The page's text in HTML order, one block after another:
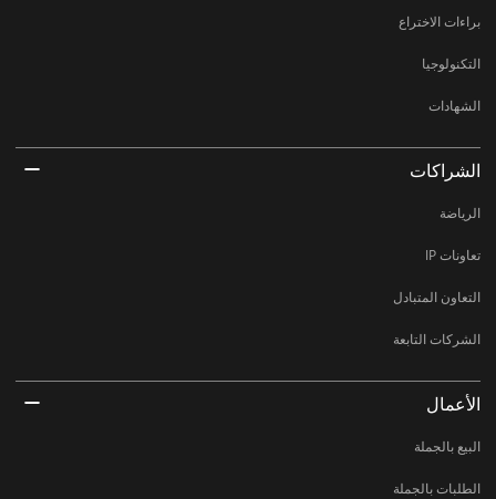
براءات الاختراع
التكنولوجيا
الشهادات
الشراكات
الرياضة
تعاونات IP
التعاون المتبادل
الشركات التابعة
الأعمال
البيع بالجملة
الطلبات بالجملة